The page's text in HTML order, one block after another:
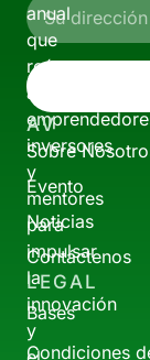
anual
que
reúne
a
inversores
y
mentores
para
impulsar
la
innovación
y
AV
Sobre
Evento
Noticias
Contáctenos
LEGAL
Bases
Condiciones